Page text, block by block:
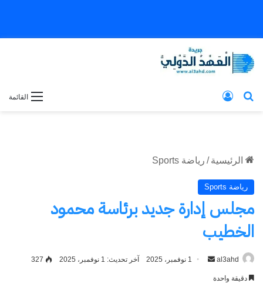
القائمة بحث عن
الرئيسية / رياضة Sports
رياضة Sports
مجلس إدارة جديد برئاسة محمود
الخطيب
al3ahd
أرسل
1 نوفمبر، 2025 آخر تحديث: 1 نوفمبر، 2025 327
دقيقة واحدة